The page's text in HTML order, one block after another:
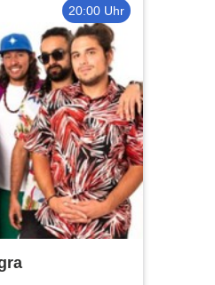
20:00 Uhr